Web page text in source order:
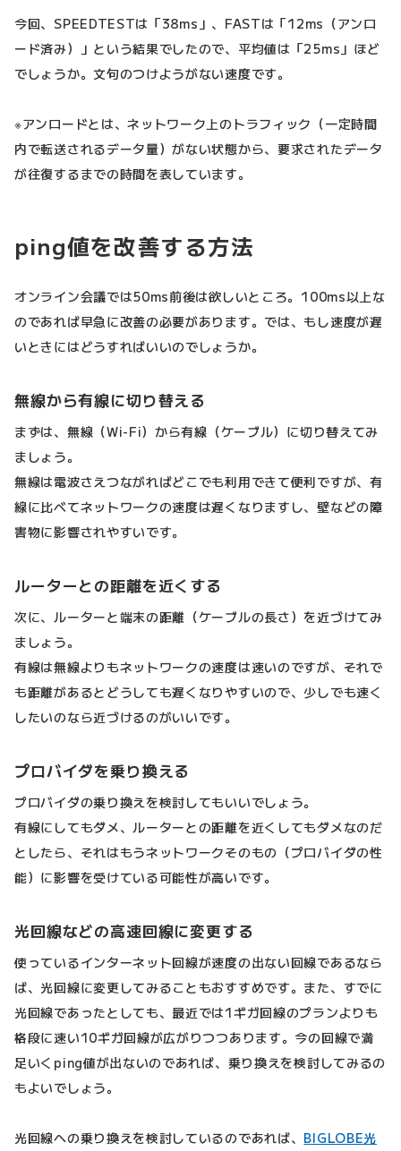
今回、SPEEDTESTは「38ms」、FASTは「12ms（アンロ
ード済み）」という結果でしたので、平均値は「25ms」ほど
でしょうか。文句のつけようがない速度です。
※アンロードとは、ネットワーク上のトラフィック（一定時間
内で転送されるデータ量）がない状態から、要求されたデータ
が往復するまでの時間を表しています。
ping値を改善する方法
オンライン会議では50ms前後は欲しいところ。100ms以上な
のであれば早急に改善の必要があります。では、もし速度が遅
いときにはどうすればいいのでしょうか。
無線から有線に切り替える
まずは、無線（Wi-Fi）から有線（ケーブル）に切り替えてみ
ましょう。
無線は電波さえつながればどこでも利用できて便利ですが、有
線に比べてネットワークの速度は遅くなりますし、壁などの障
害物に影響されやすいです。
ルーターとの距離を近くする
次に、ルーターと端末の距離（ケーブルの長さ）を近づけてみ
ましょう。
有線は無線よりもネットワークの速度は速いのですが、それで
も距離があるとどうしても遅くなりやすいので、少しでも速く
したいのなら近づけるのがいいです。
プロバイダを乗り換える
プロバイダの乗り換えを検討してもいいでしょう。
有線にしてもダメ、ルーターとの距離を近くしてもダメなのだ
としたら、それはもうネットワークそのもの（プロバイダの性
能）に影響を受けている可能性が高いです。
光回線などの高速回線に変更する
使っているインターネット回線が速度の出ない回線であるなら
ば、光回線に変更してみることもおすすめです。また、すでに
光回線であったとしても、最近では1ギガ回線のプランよりも
格段に速い10ギガ回線が広がりつつあります。今の回線で満
足いくping値が出ないのであれば、乗り換えを検討してみるの
もよいでしょう。
光回線への乗り換えを検討しているのであれば、 BIGLOBE光